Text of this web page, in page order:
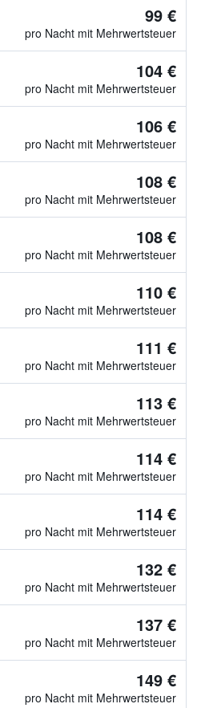
99 €
pro Nacht mit Mehrwertsteuer
104 €
pro Nacht mit Mehrwertsteuer
106 €
pro Nacht mit Mehrwertsteuer
108 €
pro Nacht mit Mehrwertsteuer
108 €
pro Nacht mit Mehrwertsteuer
110 €
pro Nacht mit Mehrwertsteuer
111 €
pro Nacht mit Mehrwertsteuer
113 €
pro Nacht mit Mehrwertsteuer
114 €
pro Nacht mit Mehrwertsteuer
114 €
pro Nacht mit Mehrwertsteuer
132 €
pro Nacht mit Mehrwertsteuer
137 €
pro Nacht mit Mehrwertsteuer
149 €
pro Nacht mit Mehrwertsteuer